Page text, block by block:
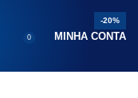
0 MINHA CONTA
-20%